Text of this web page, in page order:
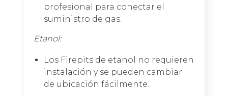
profesional para conectar el
suministro de gas.
Etanol:
Los Firepits de etanol no requieren
instalación y se pueden cambiar
de ubicación fácilmente.